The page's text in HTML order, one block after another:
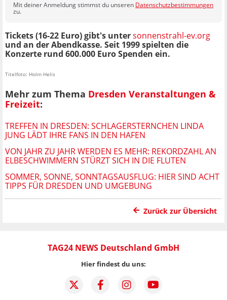
Mit deiner Anmeldung stimmst du unseren Datenschutzbestimmungen
zu.
Tickets (16-22 Euro) gibt's untersonnenstrahl-ev.org
und an der Abendkasse. Seit 1999 spielten die
Konzerte rund 600.000 Euro Spenden ein.
Titelfoto: Holm Helis
Mehr zum Thema Dresden Veranstaltungen &
Freizeit:
TREFFEN IN DRESDEN: SCHLAGERSTERNCHEN LINDA
JUNG LÄDT IHRE FANS IN DEN HAFEN
VON JAHR ZU JAHR WERDEN ES MEHR: REKORDZAHL AN
ELBESCHWIMMERN STÜRZT SICH IN DIE FLUTEN
SOMMER, SONNE, SONNTAGSAUSFLUG: HIER SIND ACHT
TIPPS FÜR DRESDEN UND UMGEBUNG
Zurück zur Übersicht
TAG24 NEWS Deutschland GmbH
Hier findest du uns: